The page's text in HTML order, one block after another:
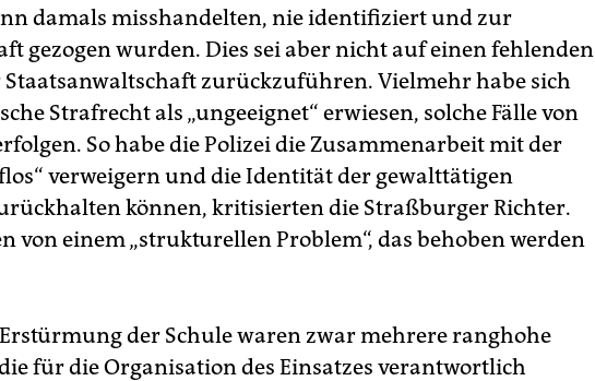
damals misshandelten, nie identifiziert und zur
gezogen wurden. Dies sei aber nicht auf einen fehlenden
Staatsanwaltschaft zurückzuführen. Vielmehr habe sich
Strafrecht als „ungeeignet“ erwiesen, solche Fälle von
So habe die Polizei die Zusammenarbeit mit der
verweigern und die Identität der gewalttätigen
können, kritisierten die Straßburger Richter.
von einem „strukturellen Problem“, das behoben werden
der Schule waren zwar mehrere ranghohe
für die Organisation des Einsatzes verantwortlich